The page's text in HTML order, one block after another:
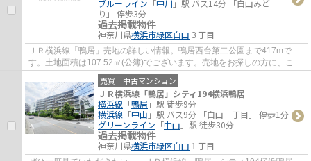
ブルーライン 「中川 」駅 バス14分 「白山みど
り」 停歩3分
過去掲載物件
神奈川県横浜市緑区白山 ３丁目
ＪＲ横浜線「鴨居」売地の詳しい情報。鴨居西台第二公園まで417mで
す。土地面積は107.52㎡(公簿)でございます。売地をお探しの方に、こち
らの土地はイチオシです。地元密着、そして不...
売買｜中古マンション
ＪＲ横浜線「鴨居」シティ194横浜鴨居
横浜線 「鴨居 」駅 徒歩9分
横浜線 「中山 」駅 バス9分 「白山一丁目」 停歩1分
グリーンライン 「中山 」駅 徒歩30分
過去掲載物件
神奈川県横浜市緑区白山 １丁目